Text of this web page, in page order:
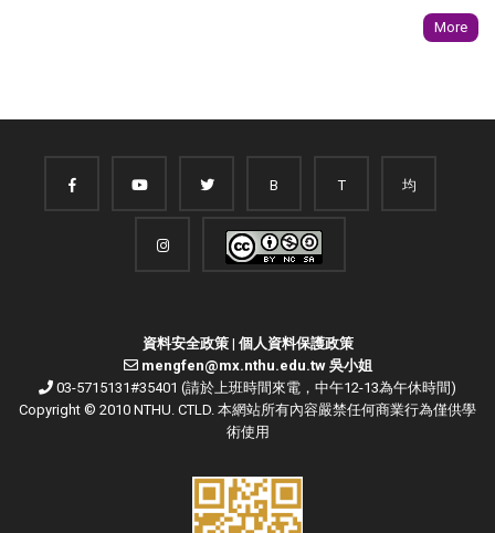
More
B T 均
資料安全政策| 個人資料保護政策
mengfen@mx.nthu.edu.tw 吳小姐
03-5715131#35401 (請於上班時間來電，中午12-13為午休時間)
Copyright © 2010 NTHU. CTLD. 本網站所有內容嚴禁任何商業行為僅供學
術使用